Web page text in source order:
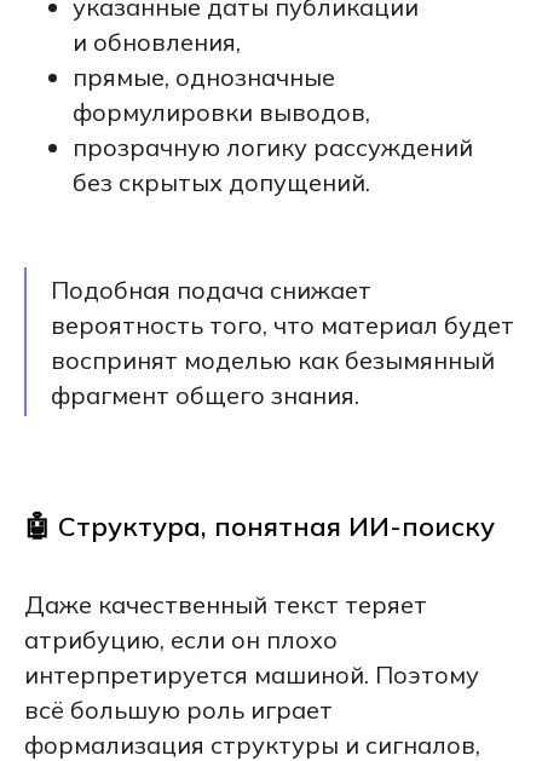
указанные даты публикации
и обновления,
прямые, однозначные
формулировки выводов,
прозрачную логику рассуждений
без скрытых допущений.
Подобная подача снижает
вероятность того, что материал будет
воспринят моделью как безымянный
фрагмент общего знания.
🤖 Структура, понятная ИИ-поиску
Даже качественный текст теряет
атрибуцию, если он плохо
интерпретируется машиной. Поэтому
всё большую роль играет
формализация структуры и сигналов,